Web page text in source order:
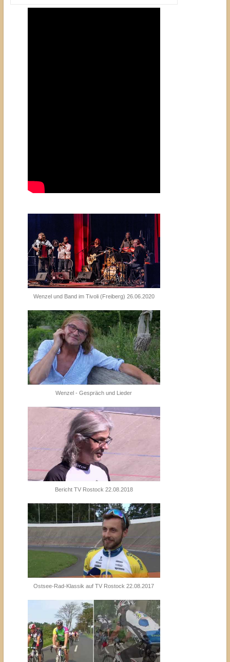
Wenzel und Band im Tivoli (Freiberg) 26.06.2020
Wenzel - Gespräch und Lieder
Bericht TV Rostock 22.08.2018
Ostsee-Rad-Klassik auf TV Rostock 22.08.2017